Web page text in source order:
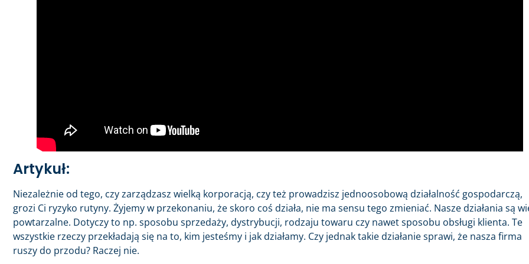
Artykuł:
Niezależnie od tego, czy zarządzasz wielką korporacją, czy też prowadzisz jednoosobową działalność gospodarczą,
grozi Ci ryzyko rutyny. Żyjemy w przekonaniu, że skoro coś działa, nie ma sensu tego zmieniać. Nasze działania są
powtarzalne. Dotyczy to np. sposobu sprzedaży, dystrybucji, rodzaju towaru czy nawet sposobu obsługi klienta. Te
wszystkie rzeczy przekładają się na to, kim jesteśmy i jak działamy. Czy jednak takie działanie sprawi, że nasza firma
ruszy do przodu? Raczej nie.